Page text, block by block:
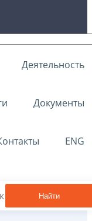
Деятельность
Документы
ENG
Найти